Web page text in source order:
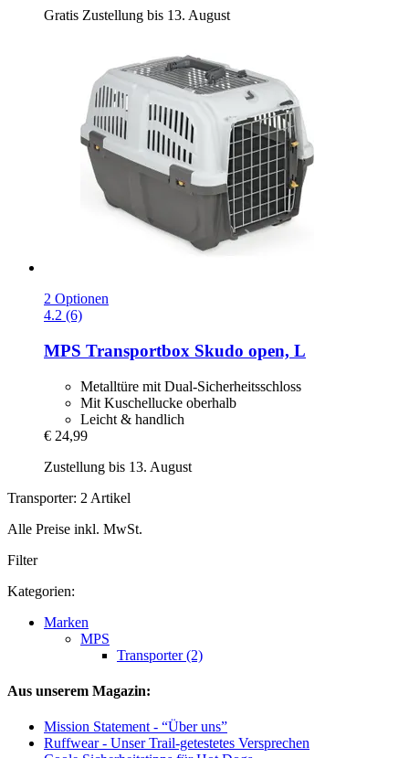
Gratis Zustellung bis 13. August
2 Optionen
4.2 (6)
MPS Transportbox Skudo open, L
Metalltüre mit Dual-Sicherheitsschloss
Mit Kuschellucke oberhalb
Leicht & handlich
€ 24,99
Zustellung bis 13. August
Transporter: 2 Artikel
Alle Preise inkl. MwSt.
Filter
Kategorien:
Marken
MPS
Transporter (2)
Aus unserem Magazin:
Mission Statement - “Über uns”
Ruffwear - Unser Trail-getestetes Versprechen